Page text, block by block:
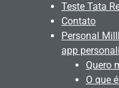
Teste Tata
Contato
Personal
app
Quero
O que